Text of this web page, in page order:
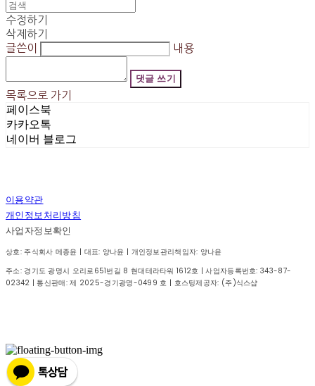
수정하기
삭제하기
글쓴이
내용
댓글 쓰기
목록으로 가기
페이스북
카카오톡
네이버 블로그
이용약관
개인정보처리방침
사업자정보확인
상호: 주식회사 메종윤 | 대표: 양나윤 | 개인정보관리책임자: 양나윤
주소: 경기도 광명시 오리로651번길 8 현대테라타워 1612호 | 사업자등록번호:343-87-
02342 | 통신판매:제 2025-경기광명-0499 호 | 호스팅제공자: (주)식스샵